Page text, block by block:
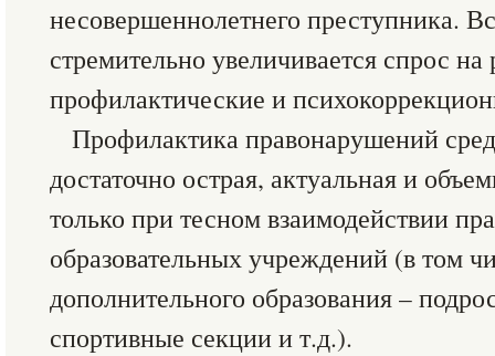
несовершеннолетнего преступника.
стремительно увеличивается спрос на
профилактические и
Профилактика правонарушений
достаточно острая, актуальная и
только при тесном взаимодействии
образовательных учреждений (в том
дополнительного образования –
спортивные секции и т.д.).